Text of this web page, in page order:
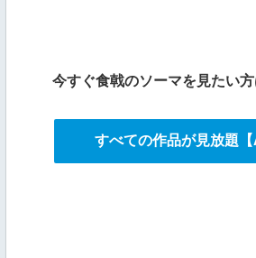
今すぐ食戟のソーマを見たい
すべての作品が見放題【